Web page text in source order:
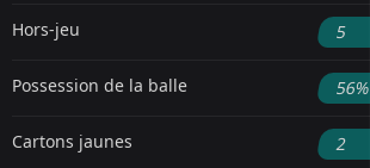
Hors-jeu 5
Possession de la balle 56%
Cartons jaunes 2